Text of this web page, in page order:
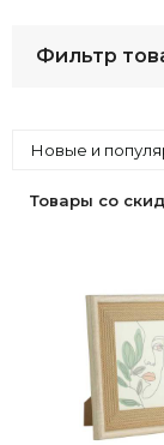
Фильтр
Новые и
Товары со